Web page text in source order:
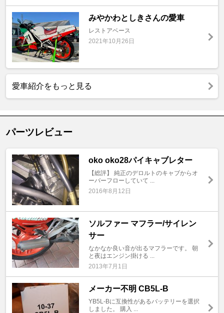
みやかわとしきさんの愛車
レストアベース
2021年10月26日
愛車紹介をもっと見る
パーツレビュー
oko oko28パイキャブレター
【総評】 純正のデロルトのキャブからオ
ーバーフローしていて ...
2016年8月12日
ソルファー マフラー/サイレン
サー
なかなか良い音が出るマフラーです。 朝
と夜はエンジン掛ける ...
2013年7月1日
メーカー不明 CB5L-B
YB5L-Bに互換性があるバッテリーを選択
しました。 購入 ...